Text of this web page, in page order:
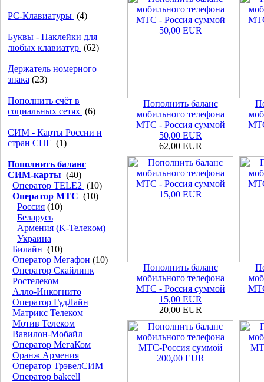
PC-Клавиатуры (4)
Буквы - Наклейки для
любых клавиатур (62)
Держатель номерного
знака (23)
Пополнить счёт в
социальных сетях (6)
СИМ - Карты России и
стран СНГ (1)
Пополнить баланс
СИМ-карты (40)
Оператор TELE2 (10)
Оператор МТС (10)
Россия (10)
Беларусь
Армения (K-Teлeкoм)
Украина
Билайн (10)
Оператор Мегафон (10)
Оператор Скайлинк
Ростелеком
Алло-Инкогнито
Оператор ГудЛайн
Матрикс Телеком
Мотив Телеком
Вавилон-Мобайл
Оператор МегаКом
Оранж Армения
Оператор ТрэвелСИМ
Оператор bakcell
Пополнить баланс
мобильного телефона
МТС - Россия суммой
50,00 EUR
62,00 EUR
Пополнить баланс
мобильного телефона
МТС - Россия суммой
15,00 EUR
20,00 EUR